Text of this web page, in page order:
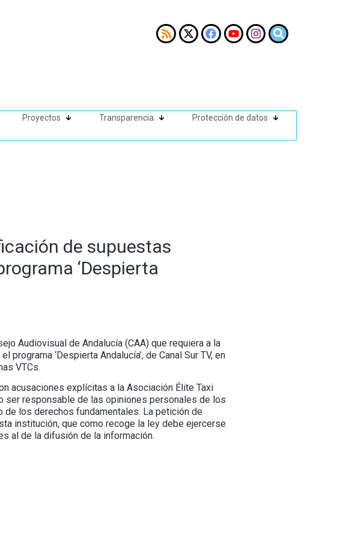
Proyectos Transparencia Protección de datos
de supuestas
‘Despierta
Audiovisual de Andalucía (CAA) que requiera a la
‘Despierta Andalucía’, de Canal Sur TV, en
VTCs.
acusaciones explícitas a la Asociación Élite Taxi
ser responsable de las opiniones personales de los
los derechos fundamentales. La petición de
institución, que como recoge la ley debe ejercerse
al de la difusión de la información.